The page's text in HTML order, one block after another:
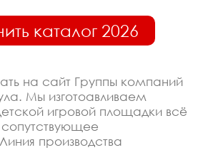
каталог 2026
на сайт Группы компаний
Мы изготоавливаем
игровой площадки всё
производства